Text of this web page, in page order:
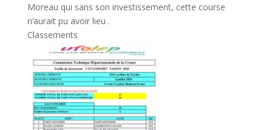
Moreau qui sans son investissement, cette course
n’aurait pu avoir lieu .
Classements